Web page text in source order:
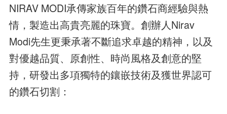
NIRAV MODI承傳家族百年的鑽石商經驗與熱
情，製造出高貴亮麗的珠寶。創辦人Nirav
Modi先生更秉承著不斷追求卓越的精神，以及
對優越品質、原創性、時尚風格及創意的堅
持，研發出多項獨特的鑲嵌技術及獲世界認可
的鑽石切割：